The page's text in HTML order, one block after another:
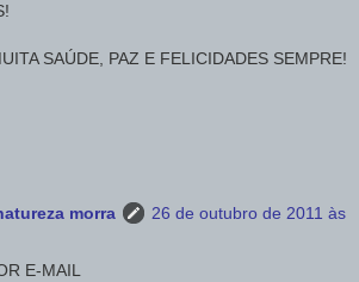
SAÚDE, PAZ E FELICIDADES SEMPRE!
morra
26 de outubro de 2011 às
E-MAIL